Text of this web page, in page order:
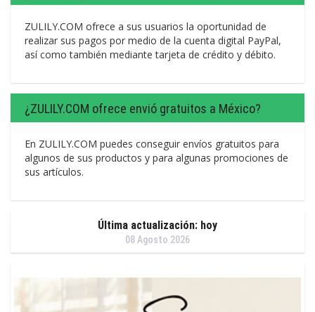
ZULILY.COM ofrece a sus usuarios la oportunidad de
realizar sus pagos por medio de la cuenta digital PayPal,
así como también mediante tarjeta de crédito y débito.
¿ZULILY.COM ofrece envió gratuitos a México?
En ZULILY.COM puedes conseguir envíos gratuitos para
algunos de sus productos y para algunas promociones de
sus artículos.
Última actualización: hoy
08 Agosto 2026